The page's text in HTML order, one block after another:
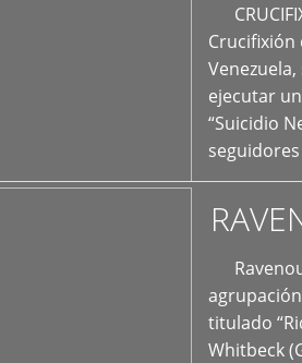
Crucifixión
ejecutar
“Suicidio
titulado
Whitbeck